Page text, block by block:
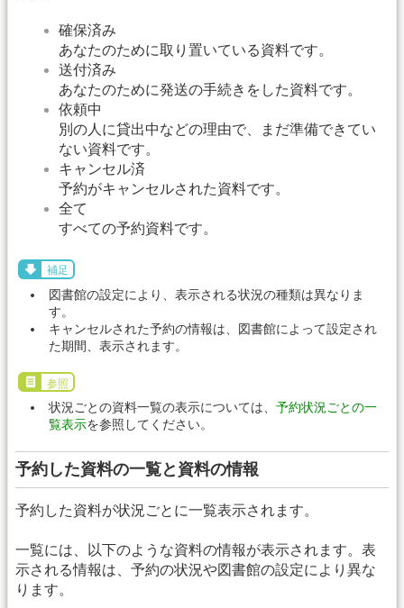
確保済み
あなたのために取り置いている資料です。
送付済み
あなたのために発送の手続きをした資料です。
依頼中
別の人に貸出中などの理由で、まだ準備できてい
ない資料です。
キャンセル済
予約がキャンセルされた資料です。
全て
すべての予約資料です。
補足
図書館の設定により、表示される状況の種類は異なりま
す。
キャンセルされた予約の情報は、図書館によって設定され
た期間、表示されます。
参照
状況ごとの資料一覧の表示については、 予約状況ごとの一
覧表示を参照してください。
予約した資料の一覧と資料の情報
予約した資料が状況ごとに一覧表示されます。
一覧には、以下のような資料の情報が表示されます。表
示される情報は、予約の状況や図書館の設定により異な
ります。